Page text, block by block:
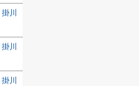
川
川
川